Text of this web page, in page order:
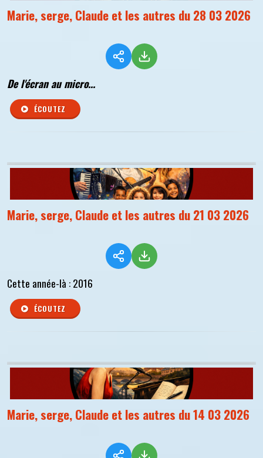
Marie, serge, Claude et les autres du 28 03 2026
De l'écran au micro...
ÉCOUTEZ
Marie, serge, Claude et les autres du 21 03 2026
Cette année-là : 2016
ÉCOUTEZ
Marie, serge, Claude et les autres du 14 03 2026